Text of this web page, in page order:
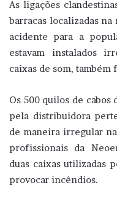
As ligações
barracas localizadas
acidente para a
estavam instalados
caixas de som,
Os 500 quilos de
pela distribuidora
de maneira irregular
profissionais da
duas caixas utilizadas
provocar incêndios.